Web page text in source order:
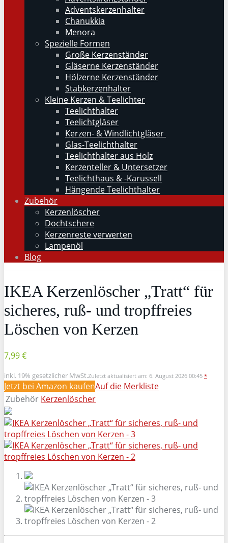
Adventskerzenhalter
Chanukkia
Menora
Spezielle Formen
Große Kerzenständer
Gläserne Kerzenständer
Hölzerne Kerzenständer
Stabkerzenhalter
Kleine Kerzen & Teelichter
Teelichthalter
Teelichtgläser
Kerzen- & Windlichtgläser
Glas-Teelichthalter
Teelichthalter aus Holz
Kerzenteller & Untersetzer
Teelichthaus & -Karussell
Hängende Teelichthalter
Zubehör
Kerzenlöscher
Dochtschere
Kerzenreste verwerten
Lampenöl
Blog
IKEA Kerzenlöscher „Tratt“ für
sicheres, ruß- und tropffreies
Löschen von Kerzen
7,99 €
inkl. 19% gesetzlicher MwSt.Zuletzt aktualisiert am: 6. August 2026 00:45 *
Jetzt bei Amazon kaufenAuf die Merkliste
Zubehör Kerzenlöscher